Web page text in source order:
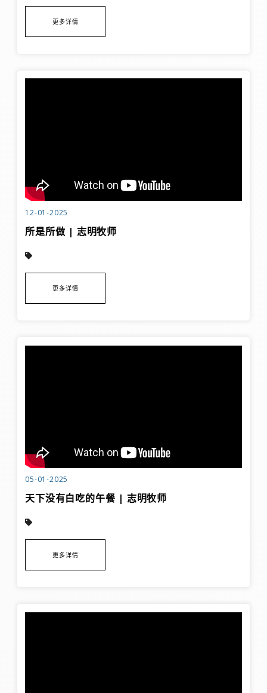
更多详情
12-01-2025
所是所做 | 志明牧师
更多详情
05-01-2025
天下没有白吃的午餐 | 志明牧师
更多详情